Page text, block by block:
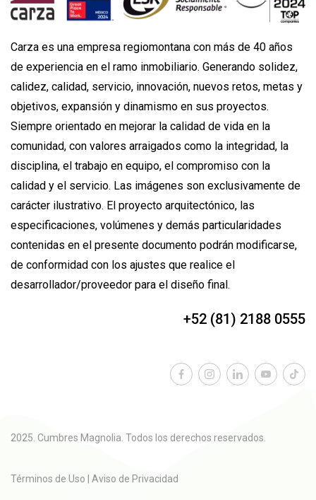
Carza es una empresa regiomontana con más de 40 años
de experiencia en el ramo inmobiliario. Generando solidez,
calidez, calidad, servicio, innovación, nuevos retos, metas y
objetivos, expansión y dinamismo en sus proyectos.
Siempre orientado en mejorar la calidad de vida en la
comunidad, con valores arraigados como la integridad, la
disciplina, el trabajo en equipo, el compromiso con la
calidad y el servicio. Las imágenes son exclusivamente de
carácter ilustrativo. El proyecto arquitectónico, las
especificaciones, volúmenes y demás particularidades
contenidas en el presente documento podrán modificarse,
de conformidad con los ajustes que realice el
desarrollador/proveedor para el diseño final.
+52 (81) 2188 0555
2025. Cumbres Magnolia. Todos los derechos reservados.
Términos de Uso Aviso de Privacidad